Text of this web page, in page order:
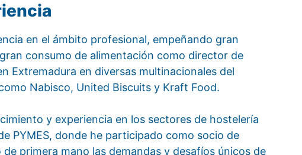
en el ámbito profesional, empeñando gran
consumo de alimentación como director de
Extremadura en diversas multinacionales del
Nabisco, United Biscuits y Kraft Food.
y experiencia en los sectores de hostelería
PYMES, donde he participado como socio de
primera mano las demandas y desafíos únicos de